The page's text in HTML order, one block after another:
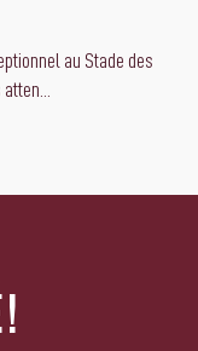
au Stade des
!